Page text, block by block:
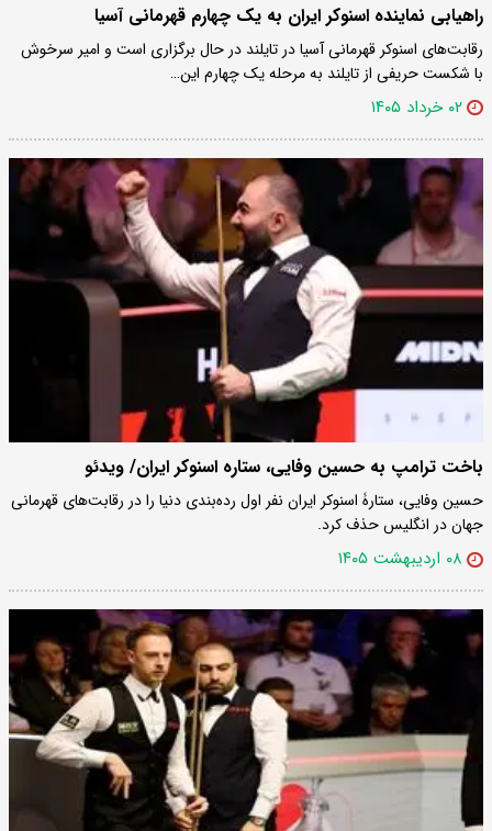
راهیابی نماینده اسنوکر ایران به یک چهارم قهرمانی آسیا
رقابت‌های اسنوکر قهرمانی آسیا در تایلند در حال برگزاری است و امیر سرخوش
با شکست حریفی از تایلند به مرحله یک چهارم این…
۰۲ خرداد ۱۴۰۵
باخت ترامپ به حسین وفایی، ستاره اسنوکر ایران/ ویدئو
حسین وفایی، ستارۀ اسنوکر ایران نفر اول رده‌بندی دنیا را در رقابت‌های قهرمانی
جهان در انگلیس حذف کرد.
۰۸ اردیبهشت ۱۴۰۵